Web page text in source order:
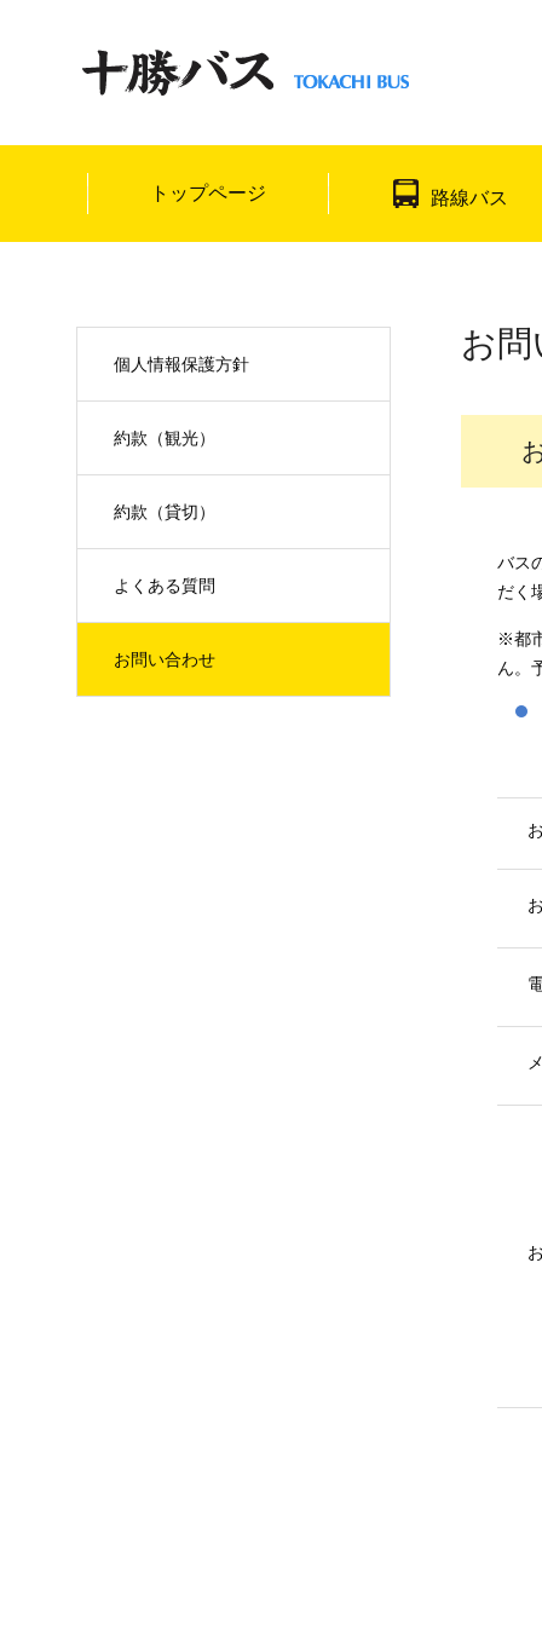
トップページ 路線バス
お
バス
だく
※都
ん。
個人情報保護方針
約款（観光）
約款（貸切）
よくある質問
お問い合わせ